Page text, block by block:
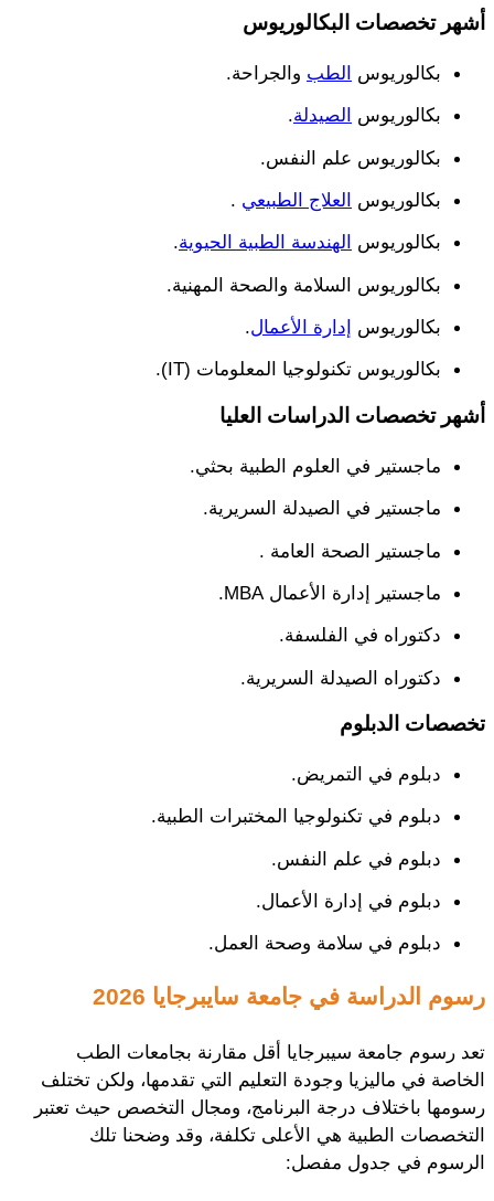
أشهر تخصصات البكالوريوس
بكالوريوس الطب والجراحة.
بكالوريوس الصيدلة.
بكالوريوس علم النفس.
بكالوريوس العلاج الطبيعي .
بكالوريوس الهندسة الطبية الحيوية.
بكالوريوس السلامة والصحة المهنية.
بكالوريوس إدارة الأعمال.
بكالوريوس تكنولوجيا المعلومات (IT).
أشهر تخصصات الدراسات العليا
ماجستير في العلوم الطبية بحثي.
ماجستير في الصيدلة السريرية.
ماجستير الصحة العامة .
ماجستير إدارة الأعمال MBA.
دكتوراه في الفلسفة.
دكتوراه الصيدلة السريرية.
تخصصات الدبلوم
دبلوم في التمريض.
دبلوم في تكنولوجيا المختبرات الطبية.
دبلوم في علم النفس.
دبلوم في إدارة الأعمال.
دبلوم في سلامة وصحة العمل.
رسوم الدراسة في جامعة سايبرجايا 2026
تعد رسوم جامعة سيبرجايا أقل مقارنة بجامعات الطب
الخاصة في ماليزيا وجودة التعليم التي تقدمها، ولكن تختلف
رسومها باختلاف درجة البرنامج، ومجال التخصص حيث تعتبر
التخصصات الطبية هي الأعلى تكلفة، وقد وضحنا تلك
الرسوم في جدول مفصل: